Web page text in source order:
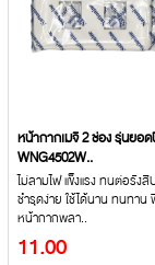
หน้ากากเมจิ 2 ช่อง รุ่นยอ
WNG4502W..
ไม่ลามไฟ แข็งแรง ทนต่อรังสี
ชำรุดง่าย ใช้ได้นาน ทนทาน
หน้ากากพลา..
11.00